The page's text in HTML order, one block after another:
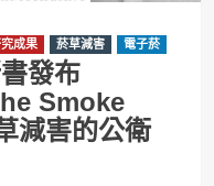
成果 菸草減害 電子菸
發布
Smoke
減害的公衛